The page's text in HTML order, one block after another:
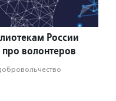
России
волонтеров